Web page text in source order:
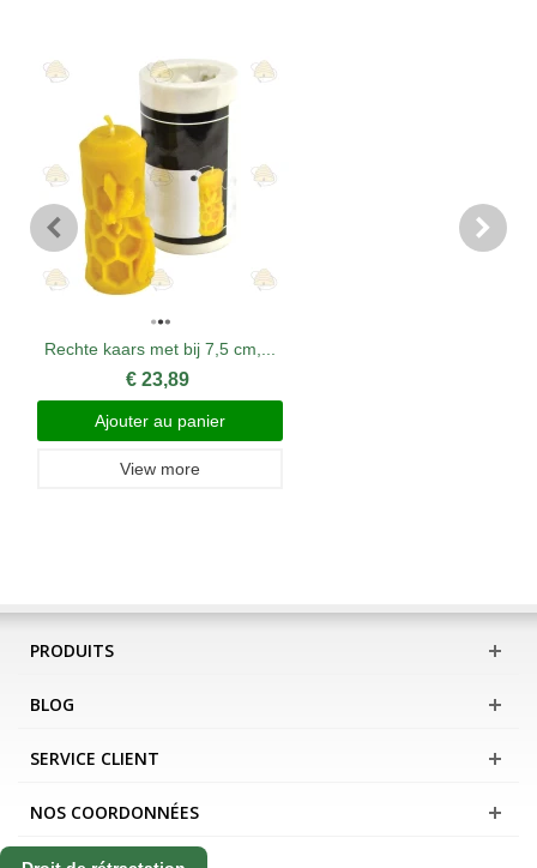
Rechte kaars met bij 7,5 cm,...
€ 23,89
Ajouter au panier
View more
PRODUITS
BLOG
SERVICE CLIENT
NOS COORDONNÉES